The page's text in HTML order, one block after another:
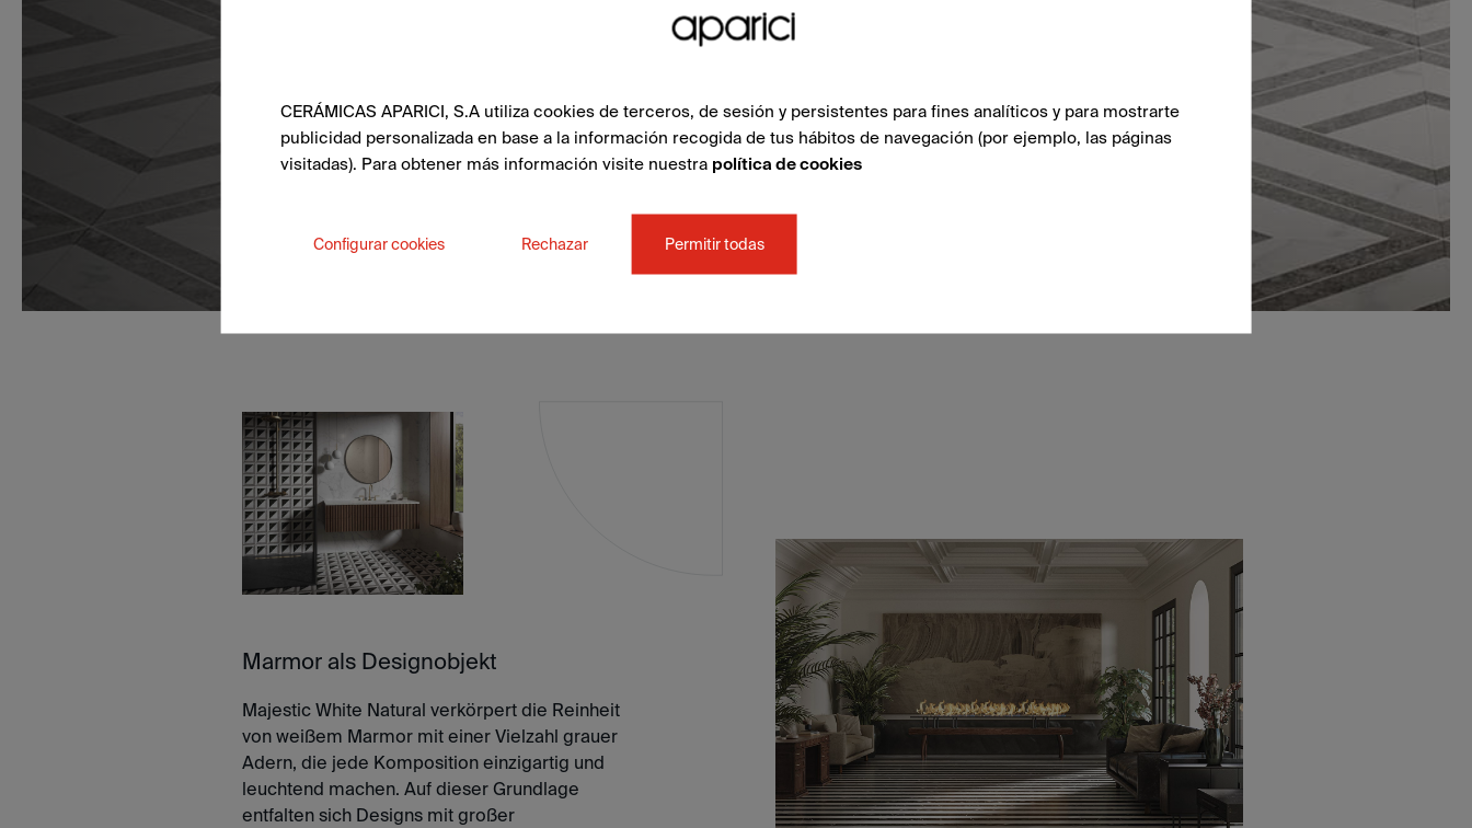
Marmor als Designobjekt
Majestic White Natural verkörpert die Reinheit
von weißem Marmor mit einer Vielzahl grauer
Adern, die jede Komposition einzigartig und
leuchtend machen. Auf dieser Grundlage
entfalten sich Designs mit großer
CERÁMICAS APARICI, S.A utiliza cookies de terceros, de sesión y persistentes para fines analíticos y para mostrarte
publicidad personalizada en base a la información recogida de tus hábitos de navegación (por ejemplo, las páginas
visitadas). Para obtener más información visite nuestra política de cookies
Configurar cookies Rechazar Permitir todas